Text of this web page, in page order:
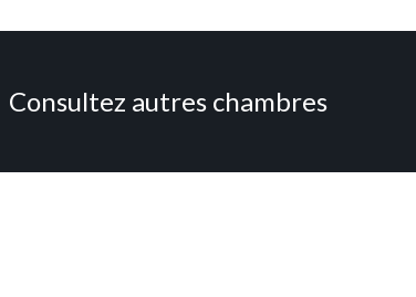
Consultez autres chambres